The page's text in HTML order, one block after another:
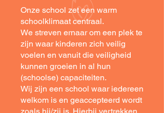
Onze school zet een warm
schoolklimaat centraal.
We streven ernaar om een plek te
zijn waar kinderen zich veilig
voelen en vanuit die veiligheid
kunnen groeien in al hun
(schoolse) capaciteiten.
Wij zijn een school waar iedereen
welkom is en geaccepteerd wordt